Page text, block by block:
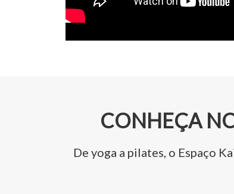
CONHEÇA
De yoga a pilates, o Espaço